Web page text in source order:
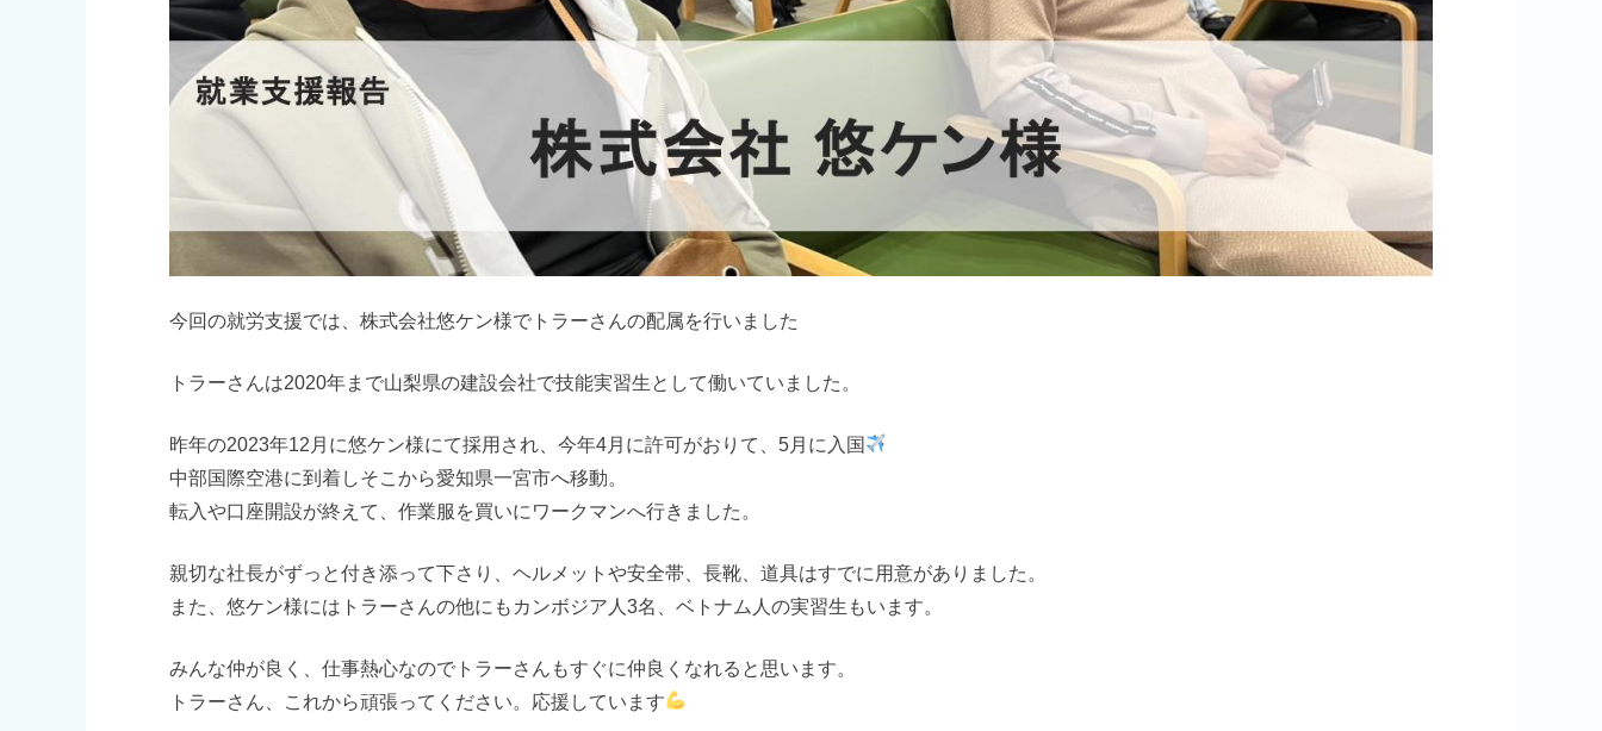
今回の就労支援では、株式会社悠ケン様でトラーさんの配属を行いました
トラーさんは2020年まで山梨県の建設会社で技能実習生として働いていました。
昨年の2023年12月に悠ケン様にて採用され、今年4月に許可がおりて、5月に入国
中部国際空港に到着しそこから愛知県一宮市へ移動。
転入や口座開設が終えて、作業服を買いにワークマンへ行きました。
親切な社長がずっと付き添って下さり、ヘルメットや安全帯、長靴、道具はすでに用意がありました。
また、悠ケン様にはトラーさんの他にもカンボジア人3名、ベトナム人の実習生もいます。
みんな仲が良く、仕事熱心なのでトラーさんもすぐに仲良くなれると思います。
トラーさん、これから頑張ってください。応援しています